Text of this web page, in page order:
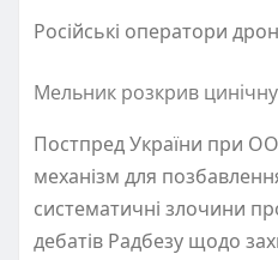
Російські оператори
Мельник розкрив
Постпред України при
механізм для
систематичні злочини
дебатів Радбезу щодо